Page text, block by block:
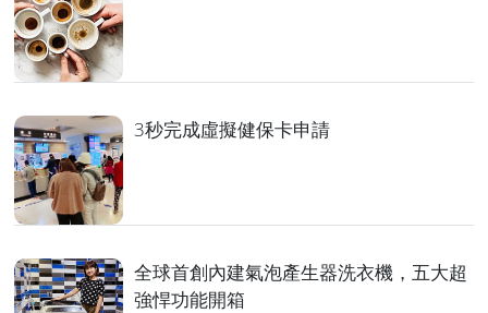
3秒完成虛擬健保卡申請
全球首創內建氣泡產生器洗衣機，五大超
強悍功能開箱